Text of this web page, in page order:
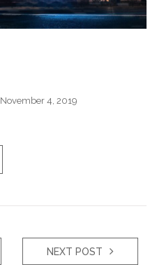
November 4, 2019
NEXT POST